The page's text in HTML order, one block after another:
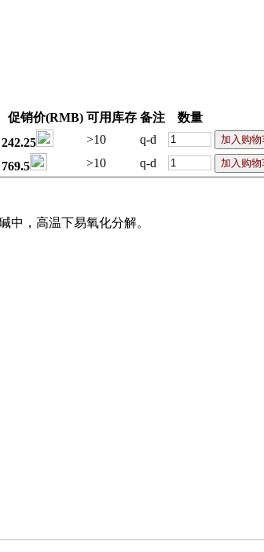
促销价(RMB) 可用库存 备注
数量
242.25 >10
q-d
769.5 >10 q-d
中，高温下易氧化分解。